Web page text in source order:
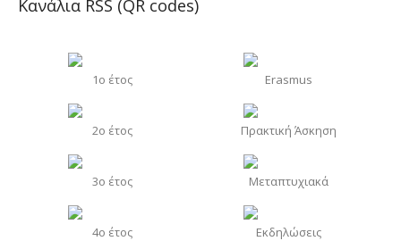
Κανάλια RSS (QR codes)
1o έτος Erasmus
2o έτος Πρακτική Άσκηση
3o έτος Μεταπτυχιακά
4o έτος Εκδηλώσεις